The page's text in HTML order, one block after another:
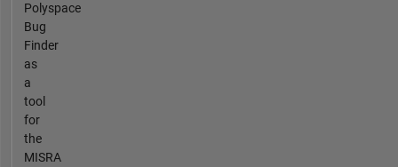
Polyspace
Bug
Finder
as
a
tool
for
the
MISRA